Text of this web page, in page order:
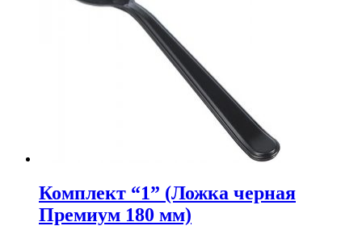
Комплект “1” (Ложка черная
Премиум 180 мм)